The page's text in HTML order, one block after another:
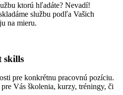
ktorú hľadáte? Nevadí!
službu podľa Vašich
na mieru.
skills
pre konkrétnu pracovnú pozíciu.
Vás školenia, kurzy, tréningy, či